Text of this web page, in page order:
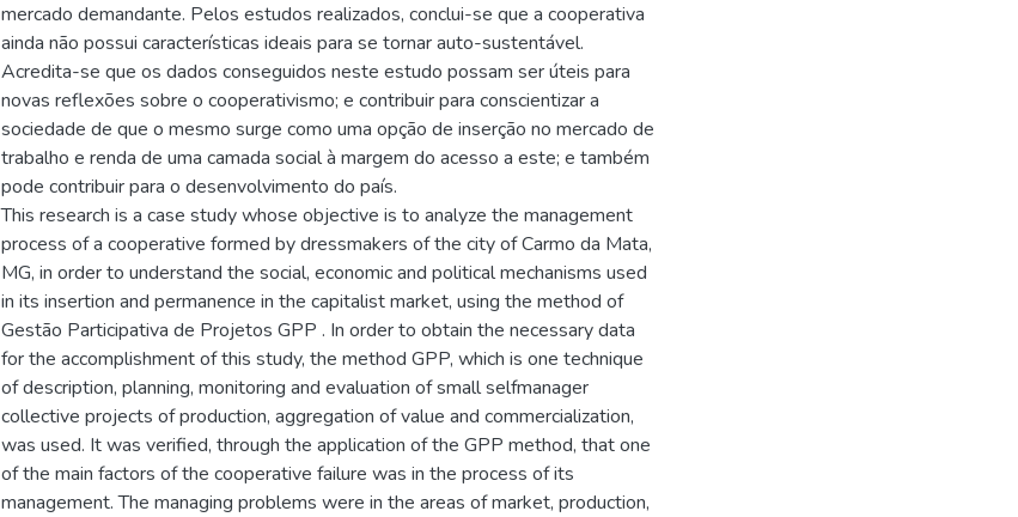
mercado demandante. Pelos estudos realizados, conclui-se que a cooperativa
ainda não possui características ideais para se tornar auto-sustentável.
Acredita-se que os dados conseguidos neste estudo possam ser úteis para
novas reflexões sobre o cooperativismo; e contribuir para conscientizar a
sociedade de que o mesmo surge como uma opção de inserção no mercado de
trabalho e renda de uma camada social à margem do acesso a este; e também
pode contribuir para o desenvolvimento do país.
This research is a case study whose objective is to analyze the management
process of a cooperative formed by dressmakers of the city of Carmo da Mata,
MG, in order to understand the social, economic and political mechanisms used
in its insertion and permanence in the capitalist market, using the method of
Gestão Participativa de Projetos GPP . In order to obtain the necessary data
for the accomplishment of this study, the method GPP, which is one technique
of description, planning, monitoring and evaluation of small selfmanager
collective projects of production, aggregation of value and commercialization,
was used. It was verified, through the application of the GPP method, that one
of the main factors of the cooperative failure was in the process of its
management. The managing problems were in the areas of market, production,